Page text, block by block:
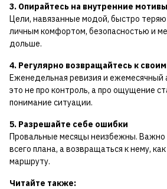
3. Опирайтесь на внутренние мотивы
Цели, навязанные модой, быстро
личным комфортом, безопасностью и
дольше.
4. Регулярно возвращайтесь к
Еженедельная ревизия и
это не про контроль, а про ощущение
понимание ситуации.
5. Разрешайте себе ошибки
Провальные месяцы неизбежны. Важно
всего плана, а возвращаться к нему,
маршруту.
Читайте также: